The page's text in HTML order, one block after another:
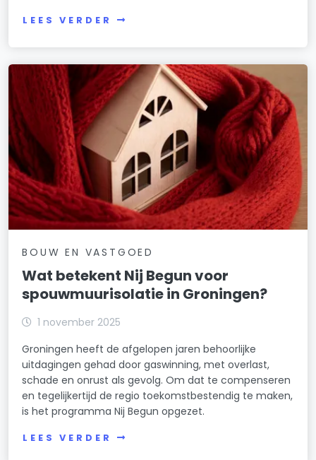
LEES VERDER
BOUW EN VASTGOED
Wat betekent Nij Begun voor
spouwmuurisolatie in Groningen?
1 november 2025
Groningen heeft de afgelopen jaren behoorlijke
uitdagingen gehad door gaswinning, met overlast,
schade en onrust als gevolg. Om dat te compenseren
en tegelijkertijd de regio toekomstbestendig te maken,
is het programma Nij Begun opgezet.
LEES VERDER